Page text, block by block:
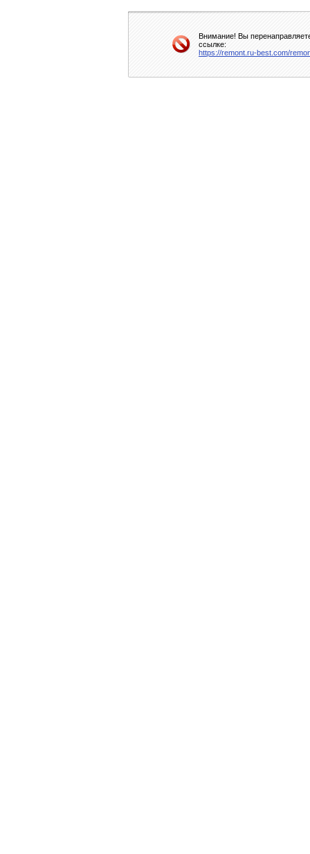
Внимание! Вы
ссылке:
https://remont.ru-best.com/